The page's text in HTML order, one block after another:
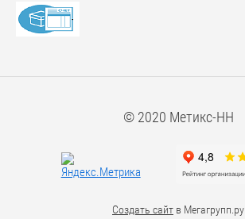
© 2020 Метикс-НН
Создать сайт в Мегагрупп.ру